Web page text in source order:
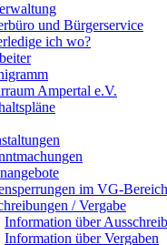
und Bürgerservice
ich wo?
Ampertal e.V.
im VG-Bereich
/ Vergabe
Information über
Information über Vergaben